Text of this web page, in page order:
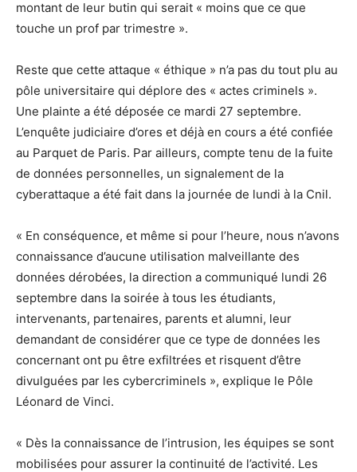
montant de leur butin qui serait « moins que ce que
touche un prof par trimestre ».
Reste que cette attaque « éthique » n’a pas du tout plu au
pôle universitaire qui déplore des « actes criminels ».
Une plainte a été déposée ce mardi 27 septembre.
L’enquête judiciaire d’ores et déjà en cours a été confiée
au Parquet de Paris. Par ailleurs, compte tenu de la fuite
de données personnelles, un signalement de la
cyberattaque a été fait dans la journée de lundi à la Cnil.
« En conséquence, et même si pour l’heure, nous n’avons
connaissance d’aucune utilisation malveillante des
données dérobées, la direction a communiqué lundi 26
septembre dans la soirée à tous les étudiants,
intervenants, partenaires, parents et alumni, leur
demandant de considérer que ce type de données les
concernant ont pu être exfiltrées et risquent d’être
divulguées par les cybercriminels », explique le Pôle
Léonard de Vinci.
« Dès la connaissance de l’intrusion, les équipes se sont
mobilisées pour assurer la continuité de l’activité. Les